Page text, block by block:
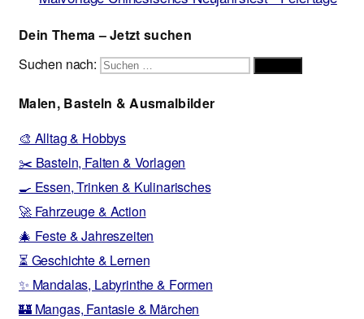
Dein Thema – Jetzt suchen
Suchen nach:
Malen, Basteln & Ausmalbilder
🎨 Alltag & Hobbys
✂️ Basteln, Falten & Vorlagen
🍳 Essen, Trinken & Kulinarisches
🚀 Fahrzeuge & Action
🎄 Feste & Jahreszeiten
⏳ Geschichte & Lernen
✨ Mandalas, Labyrinthe & Formen
🏰 Mangas, Fantasie & Märchen